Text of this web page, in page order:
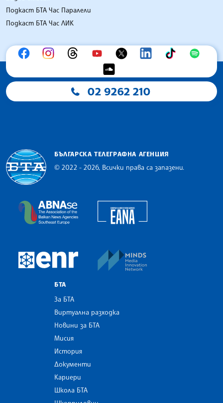
Подкаст БТА Час Паралели
Подкаст БТА Час ЛИК
02 9262 210
БЪЛГАРСКА ТЕЛЕГРАФНА АГЕНЦИЯ
© 2022 - 2026, Всички права са запазени.
The Assocoation of the Balkan News Agencies
European Newsroom
БТА
За БТА
Виртуална разходка
Новини за БТА
Мисия
История
Документи
Кариери
Школа БТА